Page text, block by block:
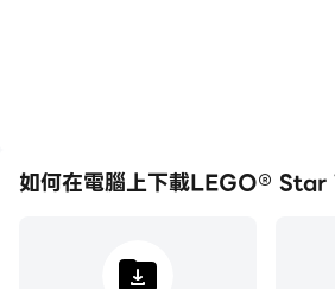
如何在電腦上下載LEGO®